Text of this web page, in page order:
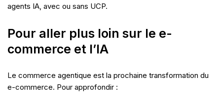
agents IA, avec ou sans UCP.
Pour aller plus loin sur le e-
commerce et l’IA
Le commerce agentique est la prochaine transformation du
e-commerce. Pour approfondir :